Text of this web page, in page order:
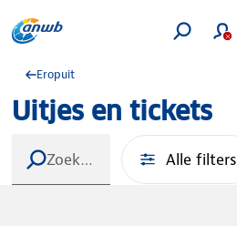
Eropuit
Uitjes en tickets
Alle filters